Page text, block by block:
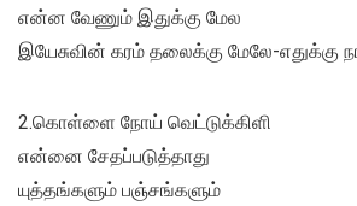
என்ன வேணும் இதுக்கு மேல
இயேசுவின் கரம் தலைக்கு மேலே-எதுக்கு
2.கொள்ளை நோய் வெட்டுக்கிளி
என்னை சேதப்படுத்தாது
யுத்தங்களும் பஞ்சங்களும்